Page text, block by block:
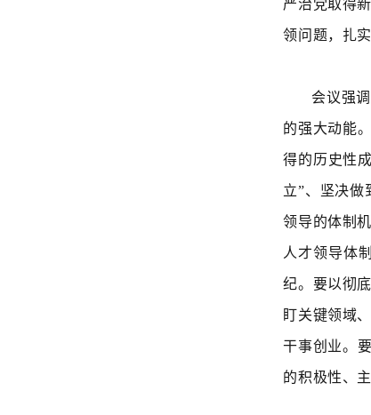
严治党取得
领问题，扎
会议强
的强大动能
得的历史性
立”、坚决做
领导的体制
人才领导体
纪。要以彻
盯关键领域
干事创业。
的积极性、